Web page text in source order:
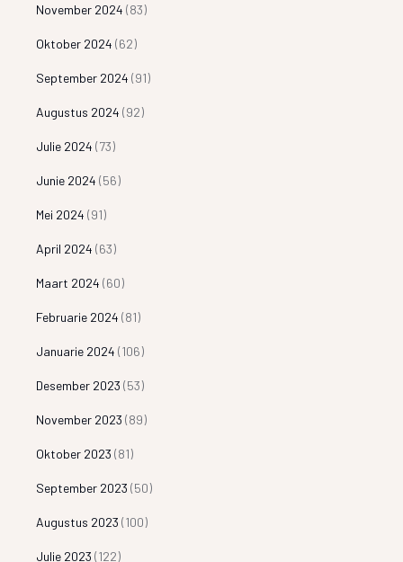
November 2024 (83)
Oktober 2024 (62)
September 2024 (91)
Augustus 2024 (92)
Julie 2024 (73)
Junie 2024 (56)
Mei 2024 (91)
April 2024 (63)
Maart 2024 (60)
Februarie 2024 (81)
Januarie 2024 (106)
Desember 2023 (53)
November 2023 (89)
Oktober 2023 (81)
September 2023 (50)
Augustus 2023 (100)
Julie 2023 (122)